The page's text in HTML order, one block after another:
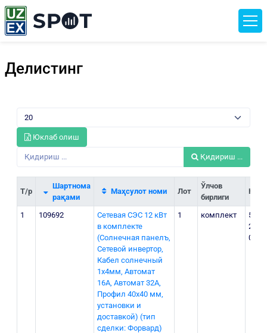
Делистинг
Юклаб олиш
Қидириш ...
Т/р
Шартнома
рақами
Маҳсулот номи Лот
Ўлчов
бирлиги
1 109692
Сетевая СЭС 12 кВт
в комплекте
(Солнечная панелъ,
Сетевой инвертор,
Кабел солнечный
1х4мм, Автомат
16А, Автомат 32А,
Профил 40х40 мм,
установки и
доставкой) (тип
сделки: Форвард)
1 комплект
55
200
000